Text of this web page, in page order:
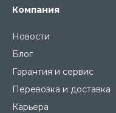
Компания
Новости
Блог
Гарантия и сервис
Перевозка и доставка
Карьера